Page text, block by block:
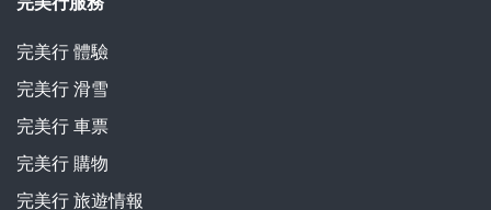
完美行體驗
完美行滑雪
完美行車票
完美行購物
完美行旅遊情報